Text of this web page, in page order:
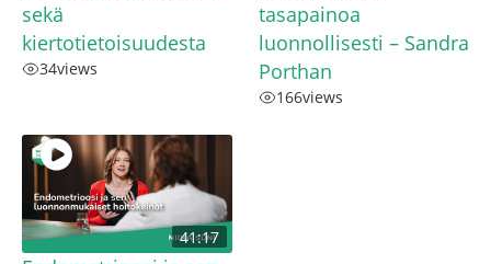
sekä
kiertotietoisuudesta
34views
tasapainoa
luonnollisesti – Sandra
Porthan
166views
41:17